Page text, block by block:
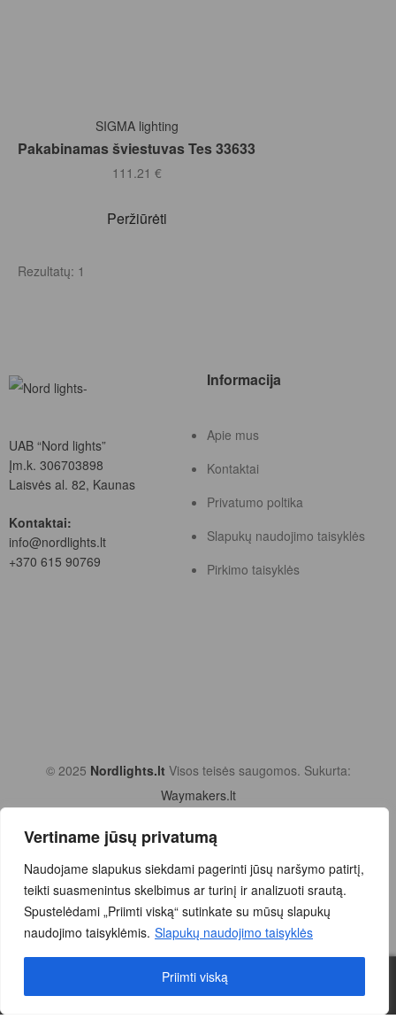
Vertiname jūsų privatumą
Naudojame slapukus siekdami pagerinti jūsų naršymo patirtį,
teikti suasmenintus skelbimus ar turinį ir analizuoti srautą.
Spustelėdami „Priimti viską“ sutinkate su mūsų slapukų
naudojimo taisyklėmis. Slapukų naudojimo taisyklės
Priimti viską
Į KREPŠELĮ
SIGMA lighting
Pakabinamas šviestuvas Tes 33633
111.21 €
Peržiūrėti
Rezultatų: 1
UAB “Nord lights”
Įm.k. 306703898
Laisvės al. 82, Kaunas
Kontaktai:
info@nordlights.lt
+370 615 90769
Informacija
Apie mus
Kontaktai
Privatumo poltika
Slapukų naudojimo taisyklės
Pirkimo taisyklės
© 2025 Nordlights.lt Visos teisės saugomos. Sukurta:
Waymakers.lt